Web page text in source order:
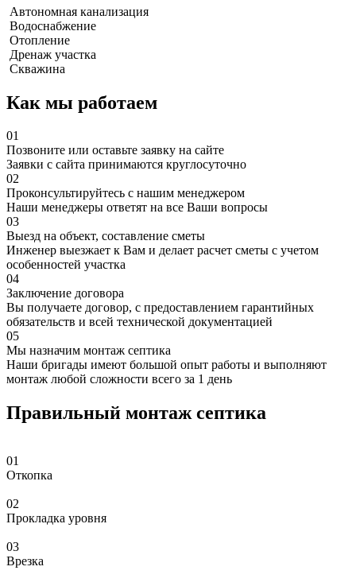
Автономная канализация
Водоснабжение
Отопление
Дренаж участка
Скважина
Как мы работаем
01
Позвоните или оставьте заявку на сайте
Заявки с сайта принимаются круглосуточно
02
Проконсультируйтесь с нашим менеджером
Наши менеджеры ответят на все Ваши вопросы
03
Выезд на объект, составление сметы
Инженер выезжает к Вам и делает расчет сметы с учетом
особенностей участка
04
Заключение договора
Вы получаете договор, с предоставлением гарантийных
обязательств и всей технической документацией
05
Мы назначим монтаж септика
Наши бригады имеют большой опыт работы и выполняют
монтаж любой сложности всего за 1 день
Правильный монтаж септика
01
Откопка
02
Прокладка уровня
03
Врезка